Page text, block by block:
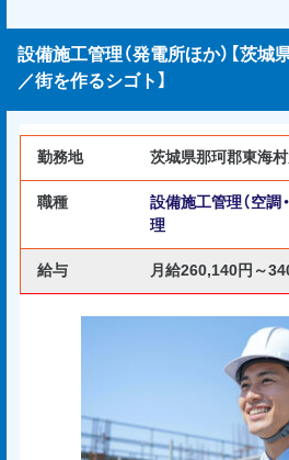
設備施工管理（発電所ほか）【茨
／街を作るシゴト】
勤務地 茨城県那珂郡東海
職種 設備施工管理（空調
理
給与 月給260,140円～